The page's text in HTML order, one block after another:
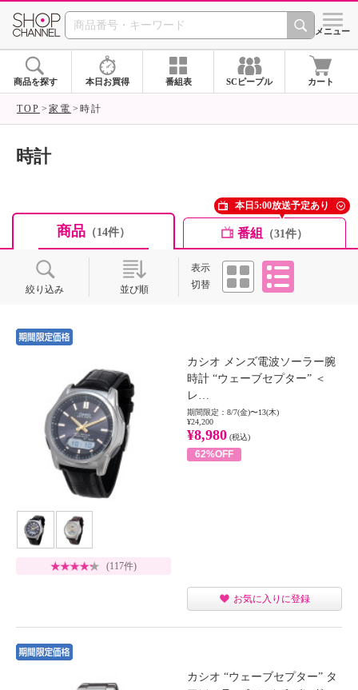
SHOP CHANNEL ショッ
メニュー
商品を探す 本日お買得 番組表 SCピープル カート
TOP 家電 時計
時計
商品 （14件） 番組 （31件）
本日5:00放送予定あり
絞り込み 並び順
表示
切替
タイル
カシオ メンズ電波ソーラー腕
時計 “ウェーブセプター” ＜
レ…
期間限定：8/7(金)〜13(木)
¥24,200
¥8,980 (税込)
62%OFF
(117件)
お気に入りに登録
カシオ “ウェーブセプター” タ